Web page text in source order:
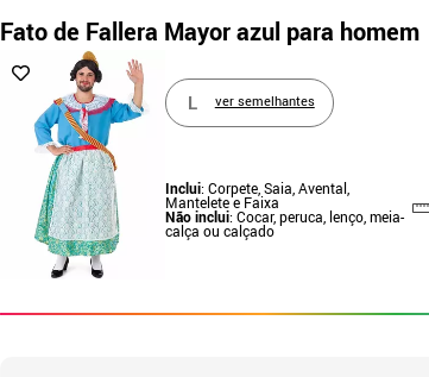
Fato de Fallera Mayor azul para homem
L ver semelhantes
Inclui: Corpete, Saia, Avental,
Mantelete e Faixa
Não inclui: Cocar, peruca, lenço, meia-
calça ou calçado